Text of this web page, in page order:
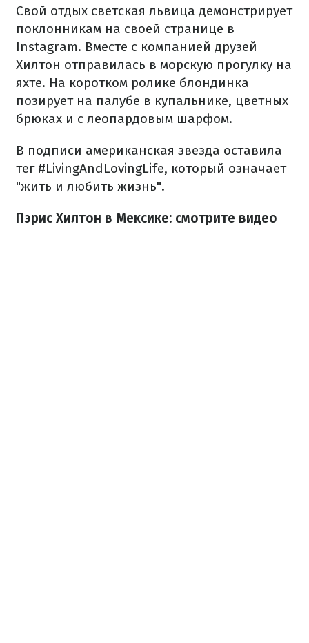
Свой отдых светская львица демонстрирует
поклонникам на своей странице в
Instagram. Вместе с компанией друзей
Хилтон отправилась в морскую прогулку на
яхте. На коротком ролике блондинка
позирует на палубе в купальнике, цветных
брюках и с леопардовым шарфом.
В подписи американская звезда оставила
тег #LivingAndLovingLife, который означает
"жить и любить жизнь".
Пэрис Хилтон в Мексике: смотрите видео